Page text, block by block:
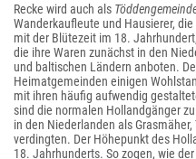
Recke wird auch als
Wanderkaufleute und Hausierer,
mit der Blütezeit im 18.
die ihre Waren zunächst in den
und baltischen Ländern anboten.
Heimatgemeinden einigen
mit ihren häufig aufwendig
sind die normalen Hollandgänger
in den Niederlanden als
verdingten. Der Höhepunkt des
18. Jahrhunderts. So zogen, wie